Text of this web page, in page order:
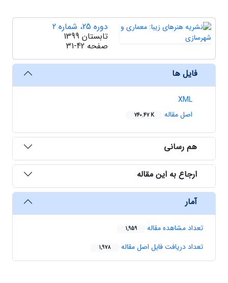
دوره 25، شماره 2
تابستان 1399
صفحه 31-42
فایل ها
XML
اصل مقاله
740.47 K
هم رسانی
ارجاع به این مقاله
آمار
تعداد مشاهده مقاله 1,959
تعداد دریافت فایل اصل مقاله 1,978